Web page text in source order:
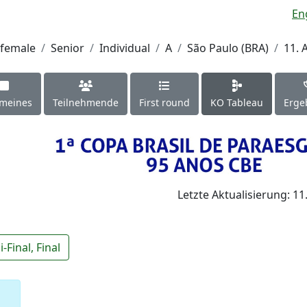
female Senior Individual A São Paulo (BRA) 11.
Teilnehmende First round KO Tableau
Letzte Aktualisierung:
Final, Final